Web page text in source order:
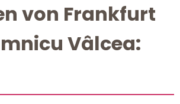
von Frankfurt
Vâlcea: